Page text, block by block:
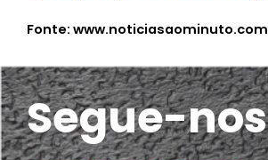
Fonte: www.noticiasaominuto.com
Segue-nos